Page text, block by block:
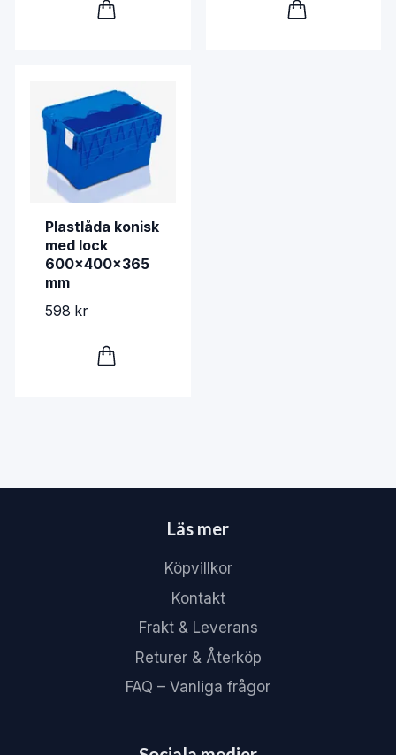
Plastlåda konisk
med lock
600x400x365
mm
598 kr
Läs mer
Köpvillkor
Kontakt
Frakt & Leverans
Returer & Återköp
FAQ – Vanliga frågor